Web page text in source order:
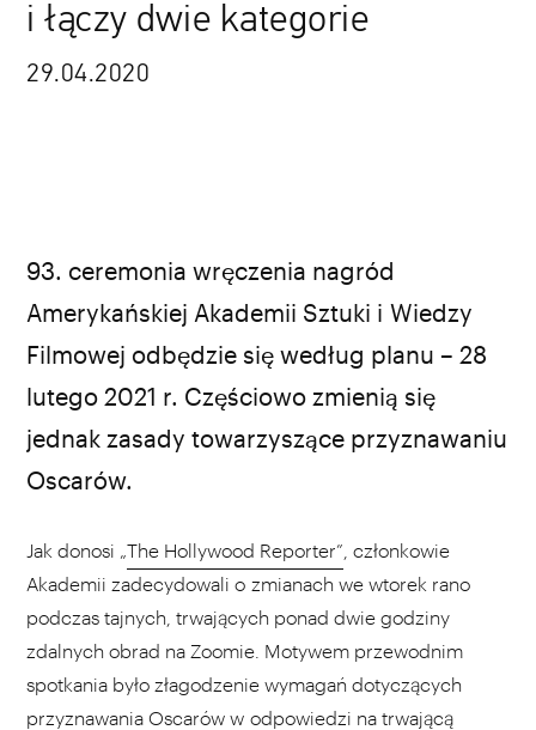
i łączy dwie kategorie
29.04.2020
93. ceremonia wręczenia nagród
Amerykańskiej Akademii Sztuki i Wiedzy
Filmowej odbędzie się według planu – 28
lutego 2021 r. Częściowo zmienią się
jednak zasady towarzyszące przyznawaniu
Oscarów.
Jak donosi „The Hollywood Reporter” , członkowie
Akademii zadecydowali o zmianach we wtorek rano
podczas tajnych, trwających ponad dwie godziny
zdalnych obrad na Zoomie. Motywem przewodnim
spotkania było złagodzenie wymagań dotyczących
przyznawania Oscarów w odpowiedzi na trwającą